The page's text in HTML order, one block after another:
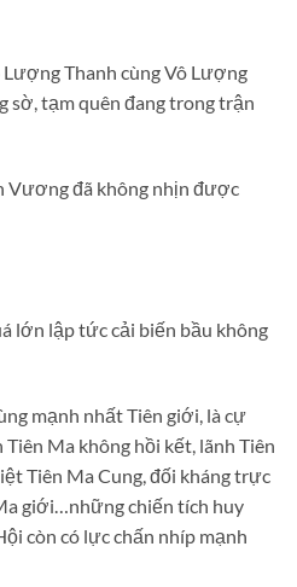
Thanh cùng Vô Lượng
sờ, tạm quên đang trong trận
đã không nhịn được
lớn lập tức cải biến bầu không
mạnh nhất Tiên giới, là cự
Ma không hồi kết, lãnh Tiên
Tiên Ma Cung, đối kháng trực
giới…những chiến tích huy
còn có lực chấn nhíp mạnh